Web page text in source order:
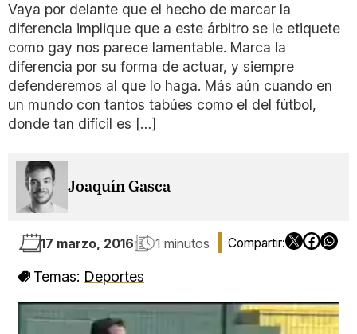
Vaya por delante que el hecho de marcar la
diferencia implique que a este árbitro se le etiquete
como gay nos parece lamentable. Marca la
diferencia por su forma de actuar, y siempre
defenderemos al que lo haga. Más aún cuando en
un mundo con tantos tabúes como el del fútbol,
donde tan difícil es […]
Joaquín Gasca
17 marzo, 2016 1 minutos
Temas: Deportes